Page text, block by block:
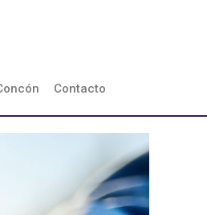
Contacto